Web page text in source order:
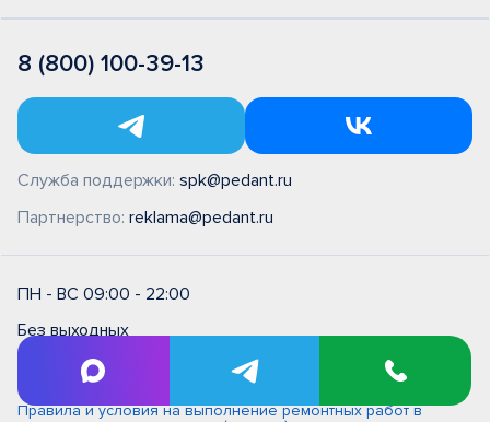
8 (800) 100-39-13
Служба поддержки: spk@pedant.ru
Партнерство: reklama@pedant.ru
ПН - ВС 09:00 - 22:00
Без выходных
Оплата банковской картой
Правила и условия на выполнение ремонтных работ в